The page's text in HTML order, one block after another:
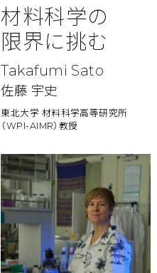
材料科学の
限界に挑む
Takafumi Sato
佐藤 宇史
東北大学 材料科学高等研究所
（WPI-AIMR）教授